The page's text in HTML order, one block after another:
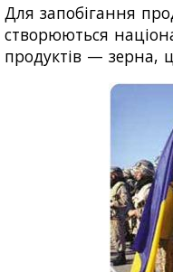
Для запобігання
створюються
продуктів — зерна,